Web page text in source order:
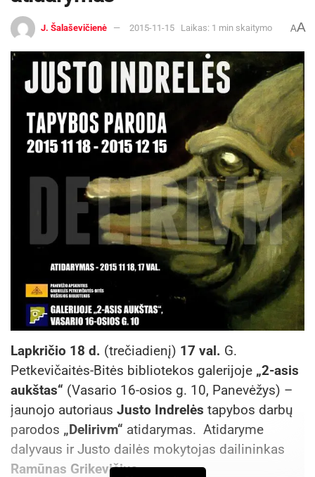
J. Šalaševičienė 2015-11-15 Laikas: 1 min skaitymo AA
Lapkričio 18 d. (trečiadienį) 17 val. G.
Petkevičaitės-Bitės bibliotekos galerijoje „2-asis
aukštas“ (Vasario 16-osios g. 10, Panevėžys) –
jaunojo autoriaus Justo Indrelės tapybos darbų
parodos „Delirivm“ atidarymas. Atidaryme
dalyvaus ir Justo dailės mokytojas dailininkas
Ramūnas Grikevičius.